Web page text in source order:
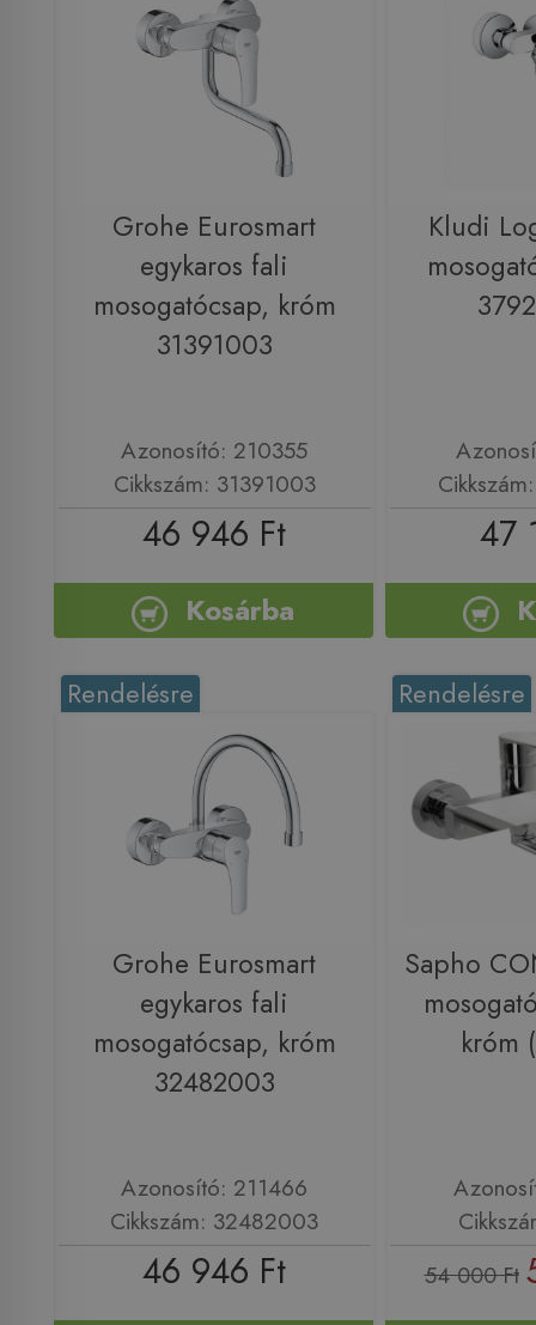
Grohe Eurosmart
egykaros fali
mosogatócsap, króm
31391003
Azonosító: 210355
Cikkszám: 31391003
46 946 Ft
Kosárba
Kludi
47
Rendelésre
Grohe Eurosmart
egykaros fali
mosogatócsap, króm
32482003
Azonosító: 211466
Cikkszám: 32482003
46 946 Ft
Rendelésre
Sapho
króm
54 000 Ft